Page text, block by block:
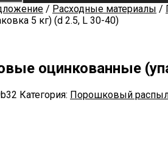
/ Расходные материалы /
5 кг) (d 2.5, L 30-40)
оцинкованные
Категория: Порошковый